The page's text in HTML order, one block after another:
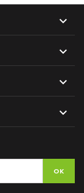



